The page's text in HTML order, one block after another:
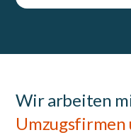
Wir arbeiten